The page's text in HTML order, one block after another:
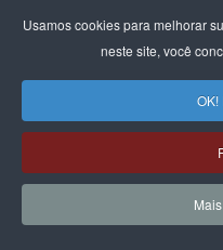
Usamos cookies para melhorar
neste site, você
OK!
presidente
Mulher é
para a